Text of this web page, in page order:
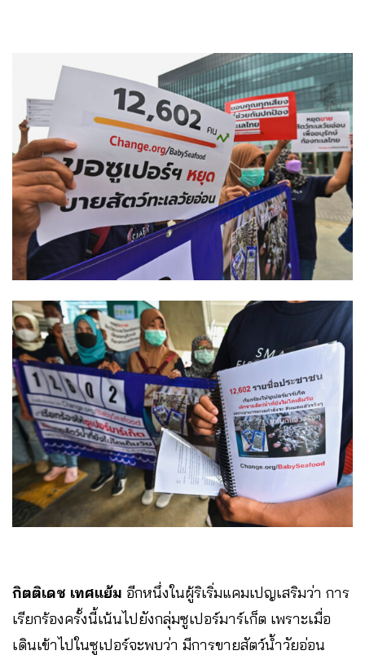
กิตติเดช เทศแย้ม อีกหนึ่งในผู้ริเริ่มแคมเปญเสริมว่า การ
เรียกร้องครั้งนี้เน้นไปยังกลุ่มซูเปอร์มาร์เก็ต เพราะเมื่อ
เดินเข้าไปในซูเปอร์จะพบว่า มีการขายสัตว์น้ำวัยอ่อน